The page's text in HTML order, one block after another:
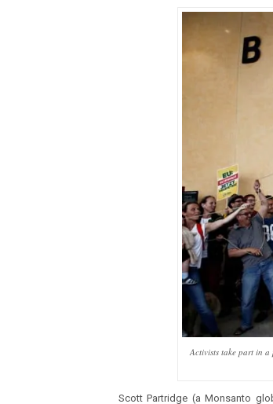
Activists take part in a
Scott Partridge (a Monsanto